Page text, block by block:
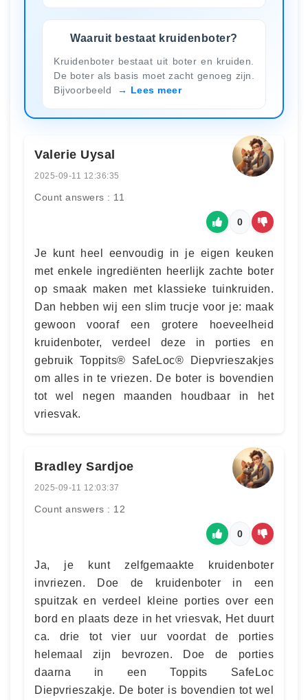
Waaruit bestaat kruidenboter?
Kruidenboter bestaat uit boter en kruiden.
De boter als basis moet zacht genoeg zijn.
Bijvoorbeeld
Lees meer
Valerie Uysal
2025-09-11 12:36:35
Count answers : 11
0
Je kunt heel eenvoudig in je eigen keuken
met enkele ingrediënten heerlijk zachte boter
op smaak maken met klassieke tuinkruiden.
Dan hebben wij een slim trucje voor je: maak
gewoon vooraf een grotere hoeveelheid
kruidenboter, verdeel deze in porties en
gebruik Toppits® SafeLoc® Diepvrieszakjes
om alles in te vriezen. De boter is bovendien
tot wel negen maanden houdbaar in het
vriesvak.
Bradley Sardjoe
2025-09-11 12:03:37
Count answers : 12
0
Ja, je kunt zelfgemaakte kruidenboter
invriezen. Doe de kruidenboter in een
spuitzak en verdeel kleine porties over een
bord en plaats deze in het vriesvak, Het duurt
ca. drie tot vier uur voordat de porties
helemaal zijn bevrozen. Doe de porties
daarna in een Toppits SafeLoc
Diepvrieszakje. De boter is bovendien tot wel